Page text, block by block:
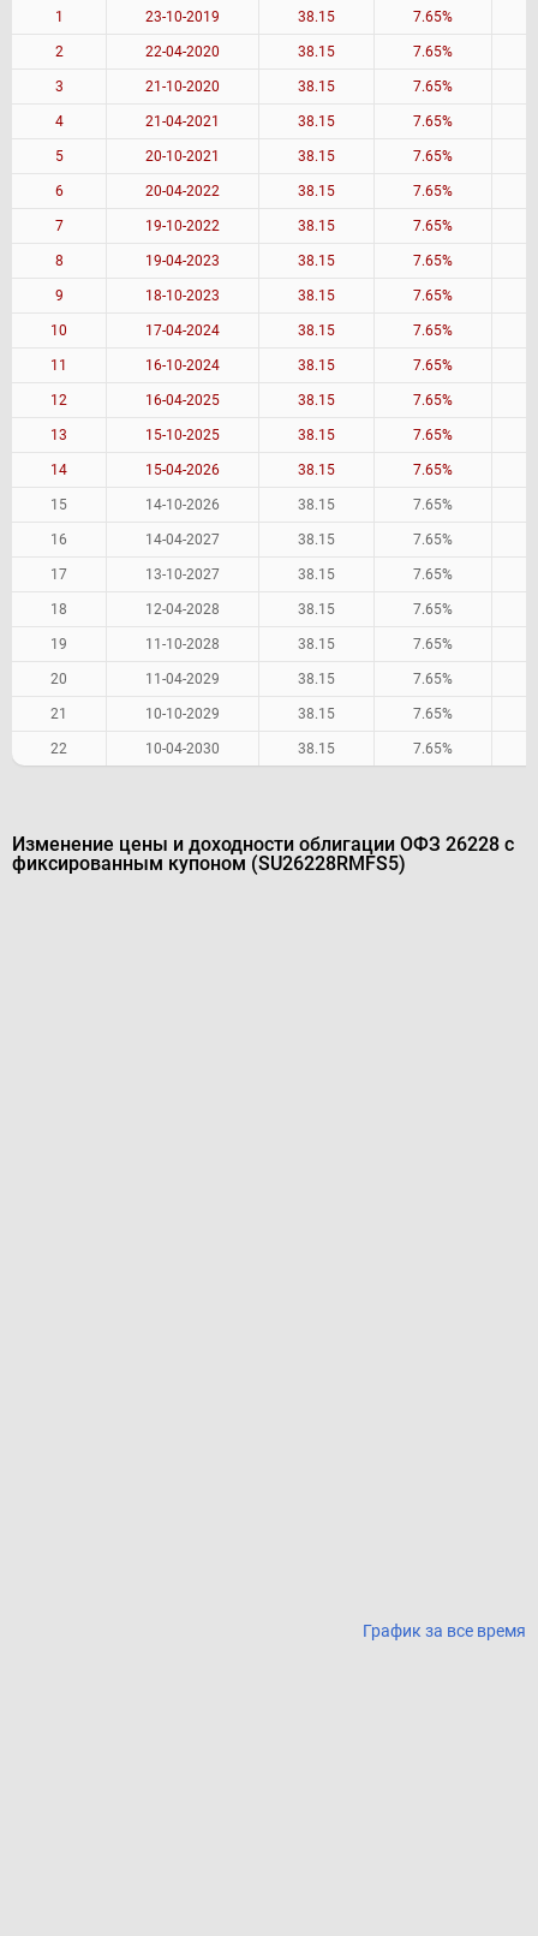
1 23-10-2019 38.15 7.65%
2 22-04-2020 38.15 7.65%
3 21-10-2020 38.15 7.65%
4 21-04-2021 38.15 7.65%
5 20-10-2021 38.15 7.65%
6 20-04-2022 38.15 7.65%
7 19-10-2022 38.15 7.65%
8 19-04-2023 38.15 7.65%
9 18-10-2023 38.15 7.65%
10 17-04-2024 38.15 7.65%
11 16-10-2024 38.15 7.65%
12 16-04-2025 38.15 7.65%
13 15-10-2025 38.15 7.65%
14 15-04-2026 38.15 7.65%
15 14-10-2026 38.15 7.65%
16 14-04-2027 38.15 7.65%
17 13-10-2027 38.15 7.65%
18 12-04-2028 38.15 7.65%
19 11-10-2028 38.15 7.65%
20 11-04-2029 38.15 7.65%
21 10-10-2029 38.15 7.65%
22 10-04-2030 38.15 7.65%
Изменение цены и доходности облигации ОФЗ 26228 с
фиксированным купоном (SU26228RMFS5)
График за все время